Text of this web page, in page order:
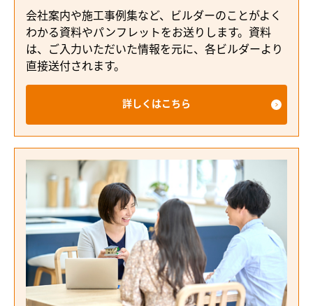
会社案内や施工事例集など、ビルダーのことがよく
わかる資料やパンフレットをお送りします。資料
は、ご入力いただいた情報を元に、各ビルダーより
直接送付されます。
詳しくはこちら